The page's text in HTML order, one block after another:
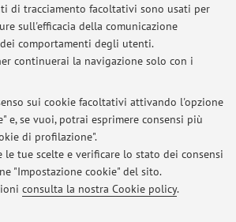
di tracciamento facoltativi sono usati per
sull'efficacia della comunicazione
comportamenti degli utenti.
continuerai la navigazione solo con i
sui cookie facoltativi attivando l'opzione
e, se vuoi, potrai esprimere consensi più
di profilazione".
le tue scelte e verificare lo stato dei consensi
"Impostazione cookie" del sito.
consulta la nostra Cookie policy.
presenti avvisi.
STUDIORUM - Università di Bologna - Via
Bologna - Partita IVA: 01131710376
Note legali|Impostazioni Cookie